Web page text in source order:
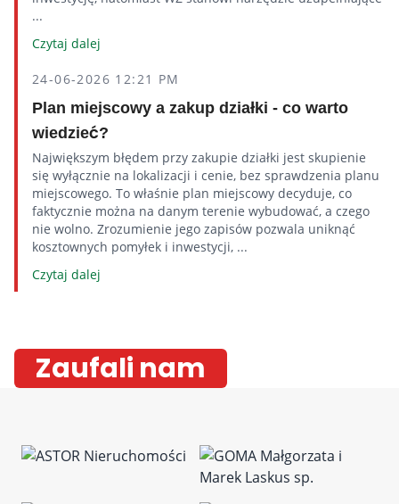
...
Czytaj dalej
24-06-2026 12:21 PM
Plan miejscowy a zakup działki - co warto
wiedzieć?
Największym błędem przy zakupie działki jest skupienie
się wyłącznie na lokalizacji i cenie, bez sprawdzenia planu
miejscowego. To właśnie plan miejscowy decyduje, co
faktycznie można na danym terenie wybudować, a czego
nie wolno. Zrozumienie jego zapisów pozwala uniknąć
kosztownych pomyłek i inwestycji, ...
Czytaj dalej
Zaufali nam